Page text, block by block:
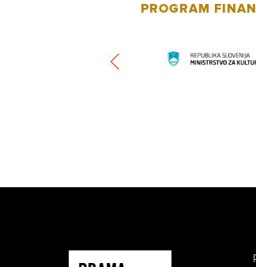
PROGRAM